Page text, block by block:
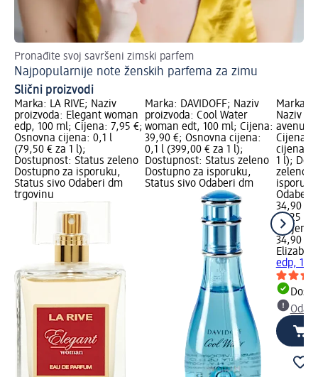
Pronađite svoj savršeni zimski parfem
Najpopularnije note ženskih parfema za zimu
Slični proizvodi
Marka: LA RIVE; Naziv
proizvoda: Elegant woman
edp, 100 ml; Cijena: 7,95 €;
Osnovna cijena: 0,1 l
(79,50 € za 1 l);
Dostupnost: Status zeleno
Dostupno za isporuku,
Status sivo Odaberi dm
trgovinu
Marka: DAVIDOFF; Naziv
proizvoda: Cool Water
woman edt, 100 ml; Cijena:
39,90 €; Osnovna cijena:
0,1 l (399,00 € za 1 l);
Dostupnost: Status zeleno
Dostupno za isporuku,
Status sivo Odaberi dm
Marka:
Naziv
avenue
Cijena:
cijena:
1 l);
zeleno
Odaberi
34,90 €
0,125 l
l)Cijena
34,90 €
edp,